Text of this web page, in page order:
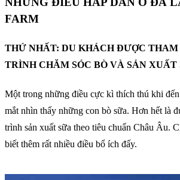
FARM
THỨ NHẤT: DU KHÁCH ĐƯỢC THAM
TRÌNH CHĂM SÓC BÒ VÀ SẢN XUẤT
Một trong những điều cực kì thích thú khi
mắt nhìn thấy những con bò sữa. Hơn hết là
trình sản xuất sữa theo tiêu chuẩn Châu Âu.
biết thêm rất nhiều điều bổ ích đấy.